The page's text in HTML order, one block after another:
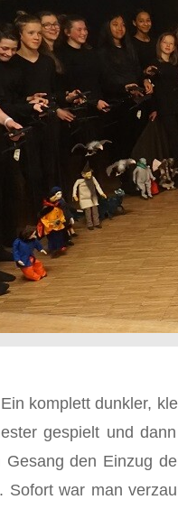
komplett dunkler,
gespielt und
Gesang den Einzug
Sofort war man